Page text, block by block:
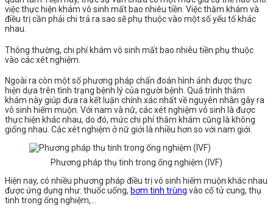
việc thực hiện khám vô sinh mất bao nhiêu tiền. Việc thăm khám và
điều trị cần phải chi trả ra sao sẽ phụ thuộc vào một số yếu tố khác
nhau.
Thông thường, chi phí khám vô sinh mất bao nhiêu tiền phụ thuộc
vào các xét nghiệm.
Ngoài ra còn một số phương pháp chẩn đoán hình ảnh được thực
hiện dựa trên tình trạng bệnh lý của người bệnh. Quá trình thăm
khám này giúp đưa ra kết luận chính xác nhất về nguyên nhân gây ra
vô sinh hiếm muộn. Với nam và nữ, các xét nghiệm vô sinh là được
thực hiện khác nhau, do đó, mức chi phí thăm khám cũng là không
giống nhau. Các xét nghiệm ở nữ giới là nhiều hơn so với nam giới.
Phương pháp thụ tinh trong ống nghiệm (IVF)
Hiện nay, có nhiều phương pháp điều trị vô sinh hiếm muộn khác nhau
được ứng dụng như: thuốc uống, bơm tinh trùng vào cổ tử cung, thụ
tinh trong ống nghiệm,…